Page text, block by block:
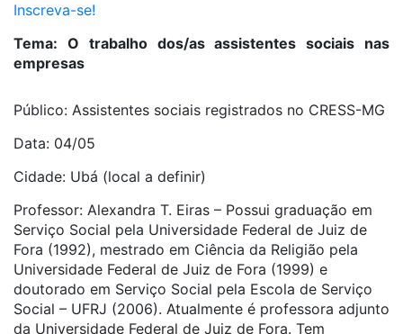
Inscreva-se!
Tema: O trabalho dos/as assistentes sociais nas
empresas
Público: Assistentes sociais registrados no CRESS-MG
Data: 04/05
Cidade: Ubá (local a definir)
Professor: Alexandra T. Eiras – Possui graduação em
Serviço Social pela Universidade Federal de Juiz de
Fora (1992), mestrado em Ciência da Religião pela
Universidade Federal de Juiz de Fora (1999) e
doutorado em Serviço Social pela Escola de Serviço
Social – UFRJ (2006). Atualmente é professora adjunto
da Universidade Federal de Juiz de Fora. Tem